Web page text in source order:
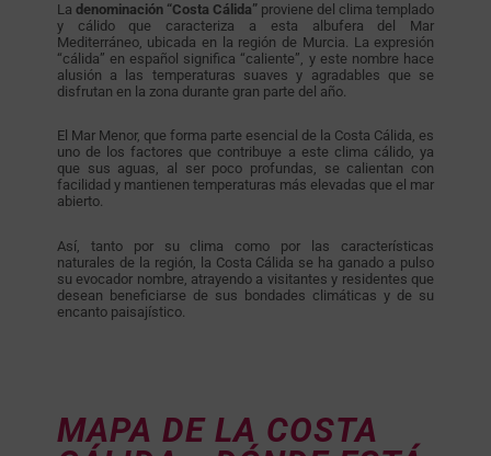
La denominación “Costa Cálida”proviene del clima templado
y cálido que caracteriza a esta albufera del Mar
Mediterráneo, ubicada en la región de Murcia. La expresión
“cálida” en español significa “caliente”, y este nombre hace
alusión a las temperaturas suaves y agradables que se
disfrutan en la zona durante gran parte del año.
El Mar Menor, que forma parte esencial de la Costa Cálida, es
uno de los factores que contribuye a este clima cálido, ya
que sus aguas, al ser poco profundas, se calientan con
facilidad y mantienen temperaturas más elevadas que el mar
abierto.
Así, tanto por su clima como por las características
naturales de la región, la Costa Cálida se ha ganado a pulso
su evocador nombre, atrayendo a visitantes y residentes que
desean beneficiarse de sus bondades climáticas y de su
encanto paisajístico.
MAPA DE LA COSTA